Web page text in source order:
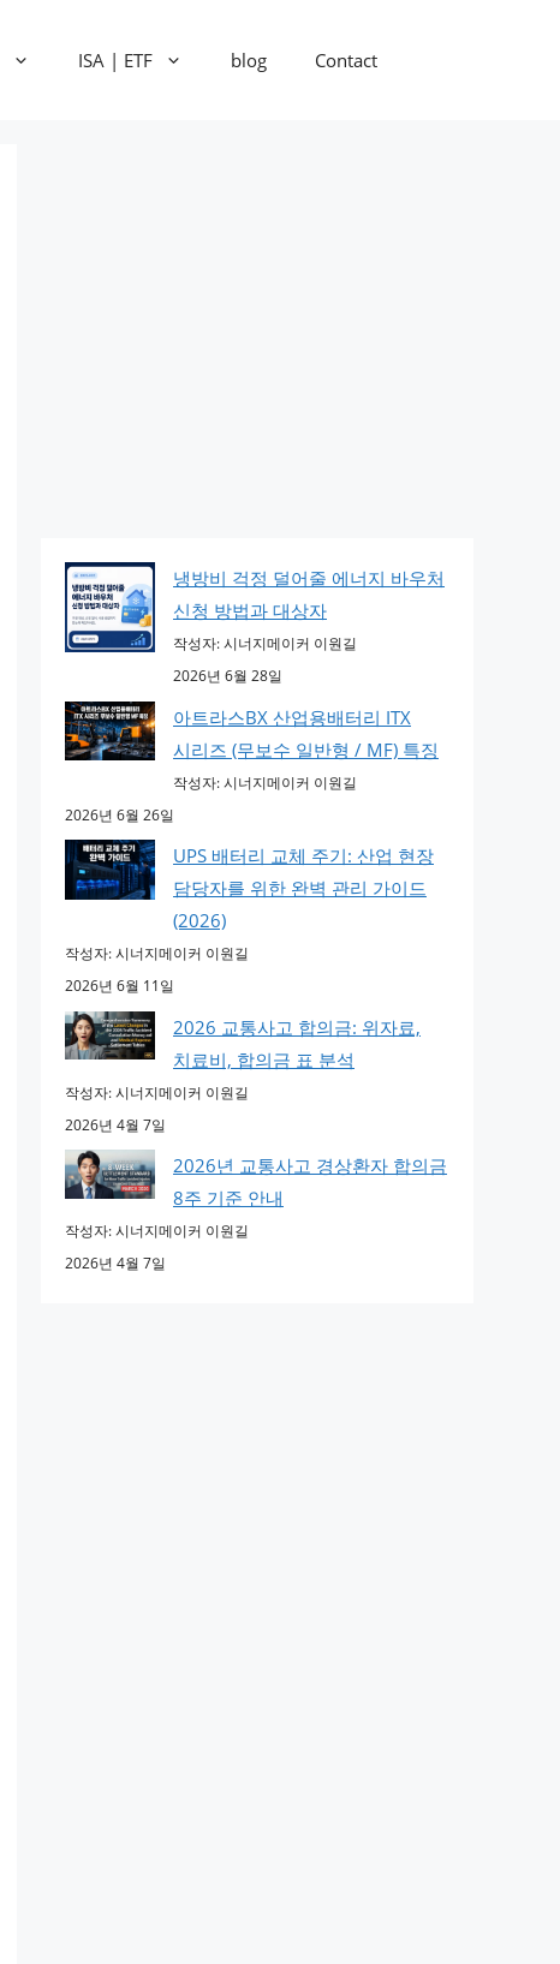
ISA | ETF blog Contact
냉방비 걱정 덜어줄 에너지 바우처
신청 방법과 대상자
작성자: 시너지메이커 이원길
2026년 6월 28일
아트라스BX 산업용배터리 ITX
시리즈 (무보수 일반형 / MF) 특징
작성자: 시너지메이커 이원길
2026년 6월 26일
UPS 배터리 교체 주기: 산업 현장
담당자를 위한 완벽 관리 가이드
(2026)
작성자: 시너지메이커 이원길
2026년 6월 11일
2026 교통사고 합의금: 위자료,
치료비, 합의금 표 분석
작성자: 시너지메이커 이원길
2026년 4월 7일
2026년 교통사고 경상환자 합의금
8주 기준 안내
작성자: 시너지메이커 이원길
2026년 4월 7일